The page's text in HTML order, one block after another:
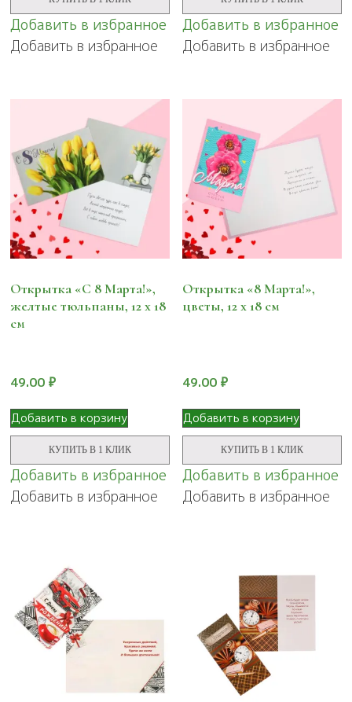
Добавить в избранное
Добавить в избранное
Добавить в избранное
Добавить в избранное
Открытка «С 8 Марта!»,
желтые тюльпаны, 12 х 18
см
49.00 ₽
Добавить в корзину
КУПИТЬ В 1 КЛИК
Добавить в избранное
Добавить в избранное
Открытка «8 Марта!»,
цветы, 12 х 18 см
49.00₽
Добавить в корзину
КУПИТЬ В 1 КЛИК
Добавить в избранное
Добавить в избранное